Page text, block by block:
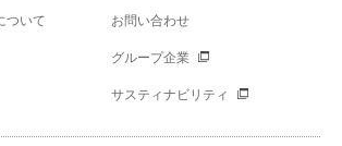
ついて お問い合わせ
グループ企業
サスティナビリティ